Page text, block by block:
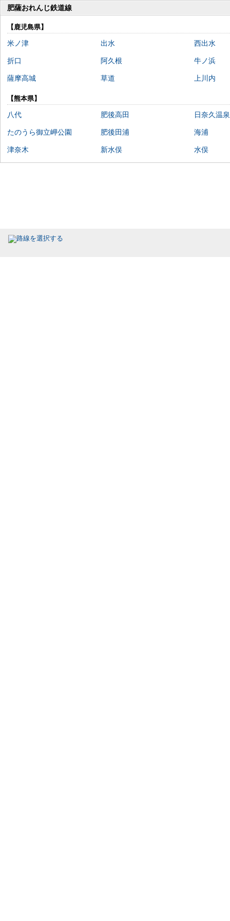
肥薩おれんじ鉄道線
【鹿児島県】
米ノ津 出水 西出水
折口 阿久根 牛ノ浜
薩摩高城 草道 上川内
【熊本県】
八代 肥後高田 日奈久温泉
たのうら御立岬公園 肥後田浦 海浦
津奈木 新水俣 水俣